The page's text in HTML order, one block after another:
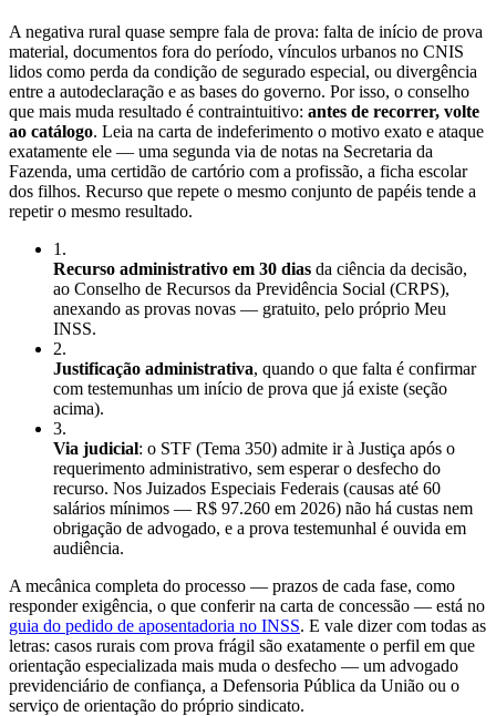
A negativa rural quase sempre fala de prova: falta de início de prova
material, documentos fora do período, vínculos urbanos no CNIS
lidos como perda da condição de segurado especial, ou divergência
entre a autodeclaração e as bases do governo. Por isso, o conselho
que mais muda resultado é contraintuitivo: antes de recorrer, volte
ao catálogo. Leia na carta de indeferimento o motivo exato e ataque
exatamente ele — uma segunda via de notas na Secretaria da
Fazenda, uma certidão de cartório com a profissão, a ficha escolar
dos filhos. Recurso que repete o mesmo conjunto de papéis tende a
repetir o mesmo resultado.
1 .
Recurso administrativo em 30 dias da ciência da decisão,
ao Conselho de Recursos da Previdência Social (CRPS),
anexando as provas novas — gratuito, pelo próprio Meu
INSS.
2.
Justificação administrativa, quando o que falta é confirmar
com testemunhas um início de prova que já existe (seção
acima).
3.
Via judicial: o STF (Tema 350) admite ir à Justiça após o
requerimento administrativo, sem esperar o desfecho do
recurso. Nos Juizados Especiais Federais (causas até 60
salários mínimos — R$ 97.260 em 2026) não há custas nem
obrigação de advogado, e a prova testemunhal é ouvida em
audiência.
A mecânica completa do processo — prazos de cada fase, como
responder exigência, o que conferir na carta de concessão — está no
guia do pedido de aposentadoria no INSS. E vale dizer com todas as
letras: casos rurais com prova frágil são exatamente o perfil em que
orientação especializada mais muda o desfecho — um advogado
previdenciário de confiança, a Defensoria Pública da União ou o
serviço de orientação do próprio sindicato.